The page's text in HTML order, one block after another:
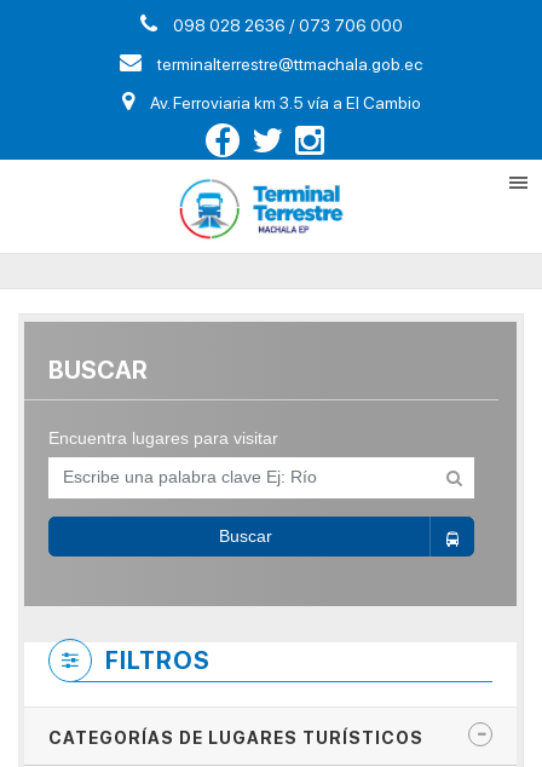
098 028 2636 / 073 706 000
terminalterrestre@ttmachala.gob.ec
Av. Ferroviaria km 3.5 vía a El Cambio
BUSCAR
Encuentra lugares para visitar
Buscar
FILTROS
CATEGORÍAS DE LUGARES TURÍSTICOS